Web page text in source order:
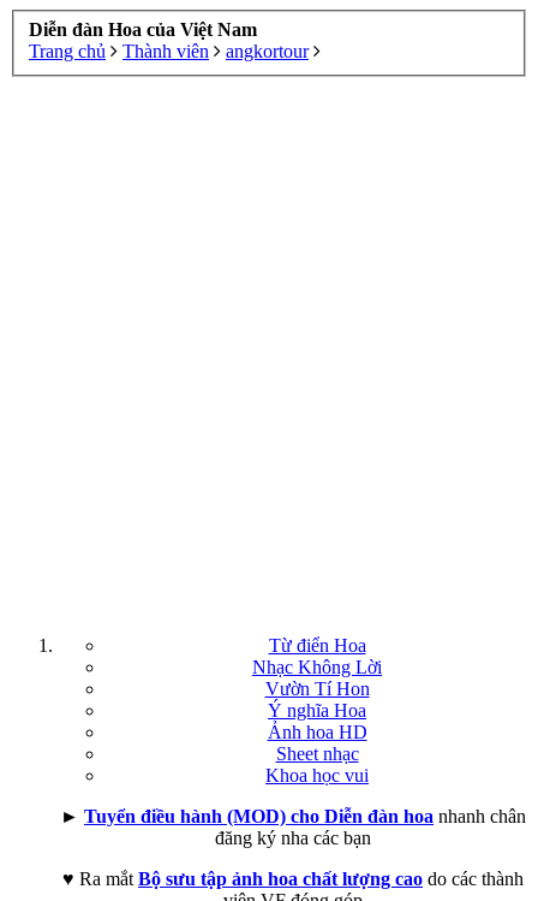
Diễn đàn Hoa của Việt Nam
Trang chủ
Thành viên angkortour
Từ điển Hoa
Nhạc Không Lời
Vườn Tí Hon
Ý nghĩa Hoa
Ảnh hoa HD
Sheet nhạc
Khoa học vui
► Tuyển điều hành (MOD) cho Diễn đàn hoa nhanh chân
đăng ký nha các bạn
♥ Ra mắt Bộ sưu tập ảnh hoa chất lượng cao do các thành